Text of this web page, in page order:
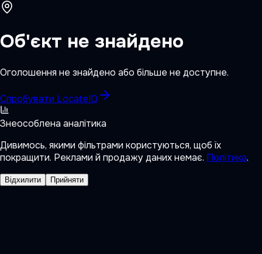
Об'єкт не знайдено
Оголошення не знайдено або більше не доступне.
Спробувати LocateIQ
Знеособлена аналітика
Дивимось, якими фільтрами користуються, щоб їх
покращити. Реклами й продажу даних немає. Політика.
Відхилити Прийняти